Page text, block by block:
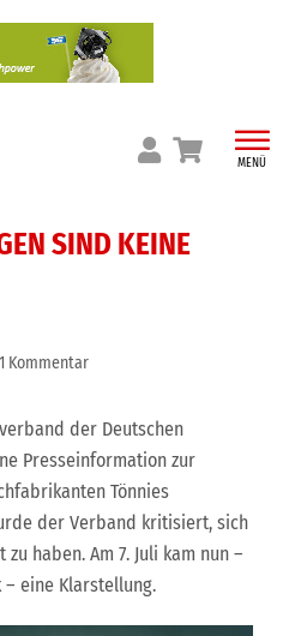
MENÜ
SIND KEINE
1 Kommentar
der Deutschen
Presseinformation zur
Tönnies
der Verband kritisiert, sich
haben. Am 7. Juli kam nun –
eine Klarstellung.